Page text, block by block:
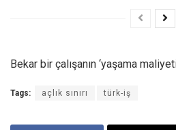
Bekar bir çalışanın ‘yaşama
Tags: açlık sınırı türk-iş